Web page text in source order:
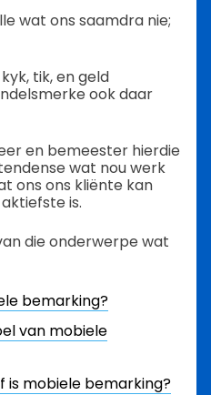
wat ons saamdra nie;
tik, en geld
ook daar
en bemeester hierdie
wat nou werk
ons ons kliënte kan
is.
die onderwerpe wat
bemarking?
van mobiele
is mobiele bemarking?